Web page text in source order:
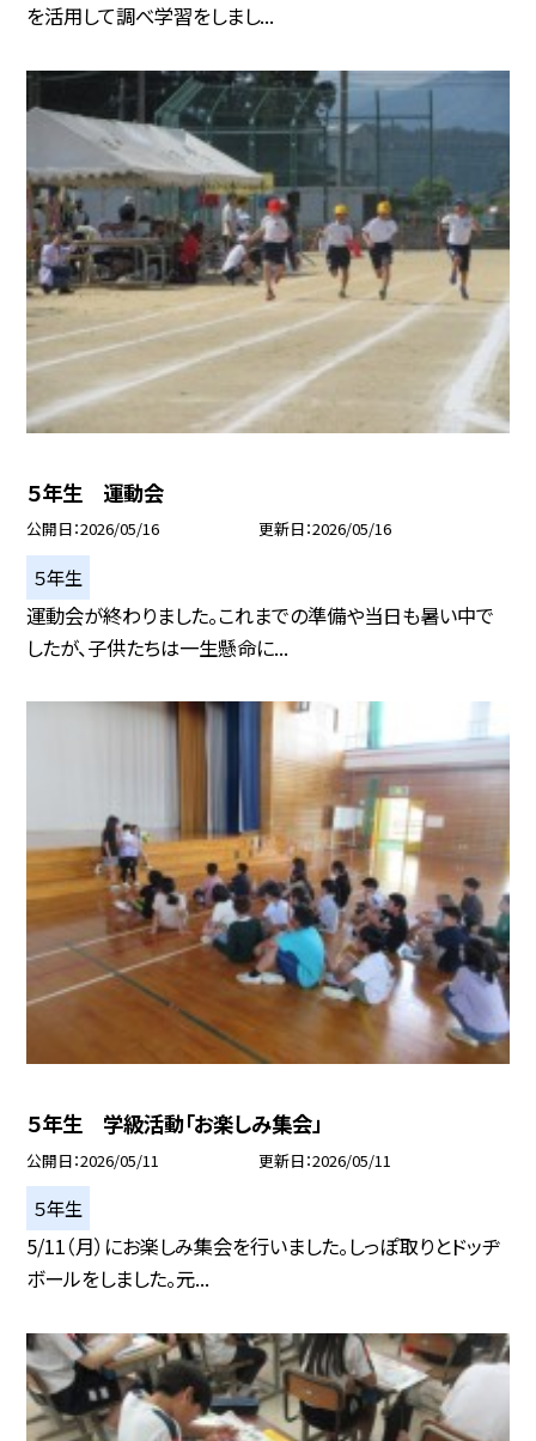
を活用して調べ学習をしまし...
５年生 運動会
公開日 2026/05/16 更新日 2026/05/16
５年生
運動会が終わりました。これまでの準備や当日も暑い中で
したが、子供たちは一生懸命に...
５年生 学級活動「お楽しみ集会」
公開日 2026/05/11 更新日 2026/05/11
５年生
5/11（月）にお楽しみ集会を行いました。しっぽ取りとドッヂ
ボールをしました。元...